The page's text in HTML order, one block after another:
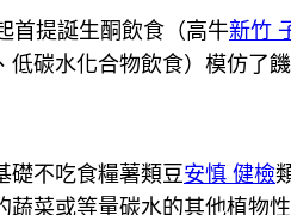
首提誕生酮飲食（高牛新竹
低碳水化合物飲食）模仿了
礎不吃食糧薯類豆安慎 健檢
蔬菜或等量碳水的其他植物性